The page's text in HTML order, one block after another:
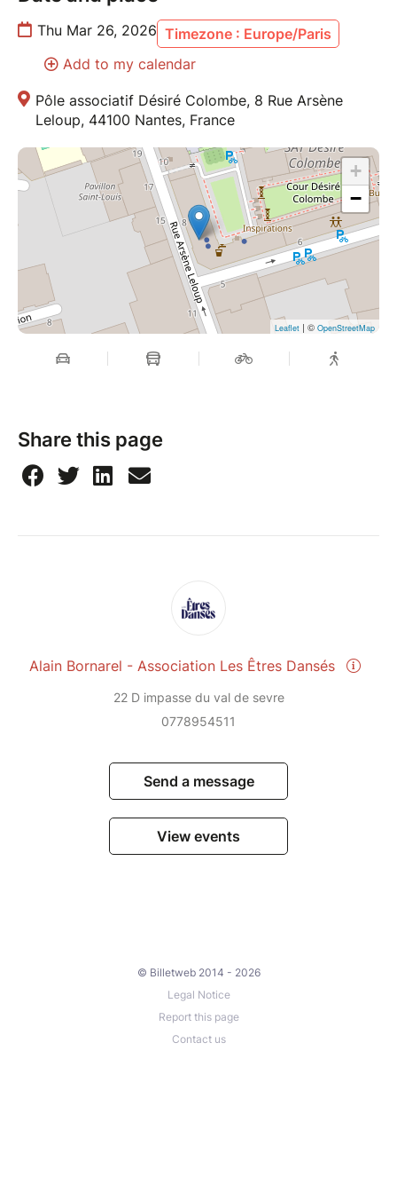
depuis 2017.
https://www.sebastien-martin-gestalt-therapie.com
# cercle d'hommes # Gestalt thérapie # Danse
#cercledeparole
#danselibre #danseintuitive
#dansespontannée #nantes #atelierdanse #bienêtre
#sansmiroir # dansemedecine #danseretetredansé®
Thu Mar 26, 2026 Timezone : Europe/Paris
Add to my calendar
Pôle associatif Désiré Colombe, 8 Rue Arsène
Leloup, 44100 Nantes, France
+
−
Leaflet | © OpenStreetMap
Share this page
Alain Bornarel - Association Les Êtres Dansés
22 D impasse du val de sevre
0778954511
Send a message
View events
© Billetweb 2014 - 2026
Legal Notice
Report this page
Contact us